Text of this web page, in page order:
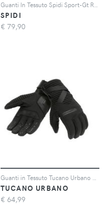
SPIDI
€ 79,90
TUCANO URBANO
€ 64,99